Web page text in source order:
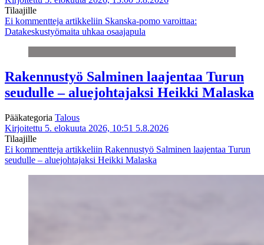
Tilaajille
Ei kommentteja artikkeliin Skanska-pomo varoittaa:
Datakeskustyömaita uhkaa osaajapula
Rakennustyö Salminen laajentaa Turun
seudulle – aluejohtajaksi Heikki Malaska
Pääkategoria Talous
Kirjoitettu 5. elokuuta 2026, 10:51 5.8.2026
Tilaajille
Ei kommentteja artikkeliin Rakennustyö Salminen laajentaa Turun
seudulle – aluejohtajaksi Heikki Malaska